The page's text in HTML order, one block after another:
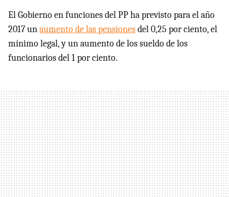
El Gobierno en funciones del PP ha previsto para el año
2017 unaumento de las pensionesdel 0,25 por ciento, el
mínimo legal, y un aumento de los sueldo de los
funcionarios del 1 por ciento.